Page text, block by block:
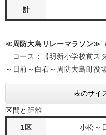
計
≪周防大島リレーマラソン≫
コース：【明新小学校前ス
～日前～白石～周防大島町役
表のサイ
区間と距離
1区 小松～